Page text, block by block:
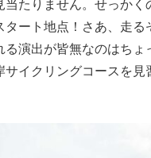
当たりません。せっかく
タート地点！さあ、走る
る演出が皆無なのはちょ
サイクリングコースを見